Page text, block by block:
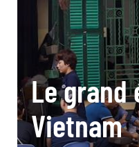
Le grand
Vietnam